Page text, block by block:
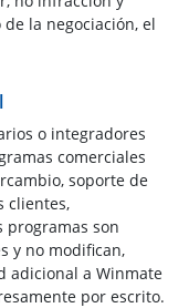
la negociación, el
o integradores
comerciales
soporte de
clientes,
programas son
y no modifican,
adicional a Winmate
por escrito.